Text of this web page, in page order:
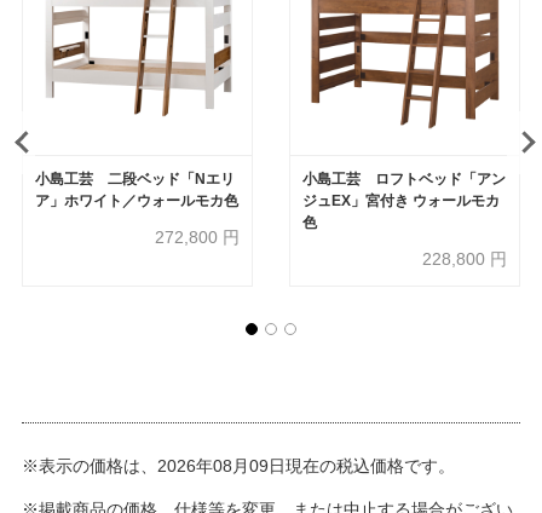
小島工芸 二段ベッド「Nエリ
ア」ホワイト／ウォールモカ色
272,800 円
小島工芸 ロフトベッド「アン
ジュEX」宮付き ウォールモカ
色
228,800 円
※表示の価格は、2026年08月09日現在の税込価格です。